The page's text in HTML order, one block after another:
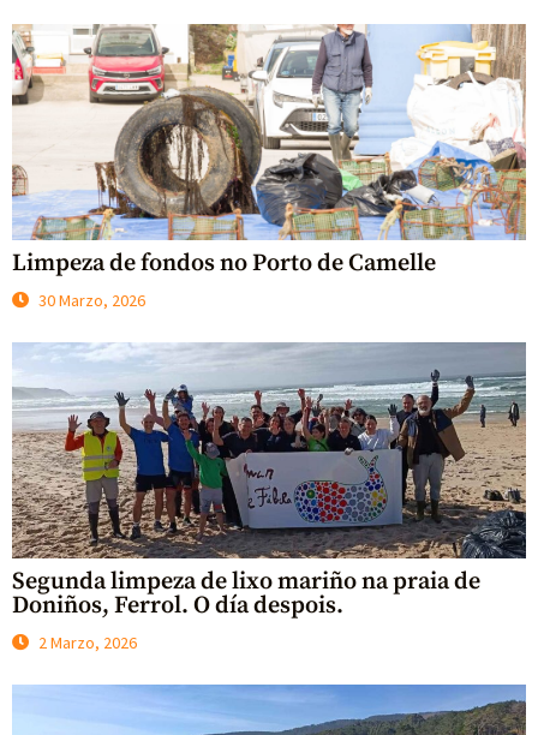
Limpeza de fondos no Porto de Camelle
30 Marzo, 2026
Segunda limpeza de lixo mariño na praia de
Doniños, Ferrol. O día despois.
2 Marzo, 2026